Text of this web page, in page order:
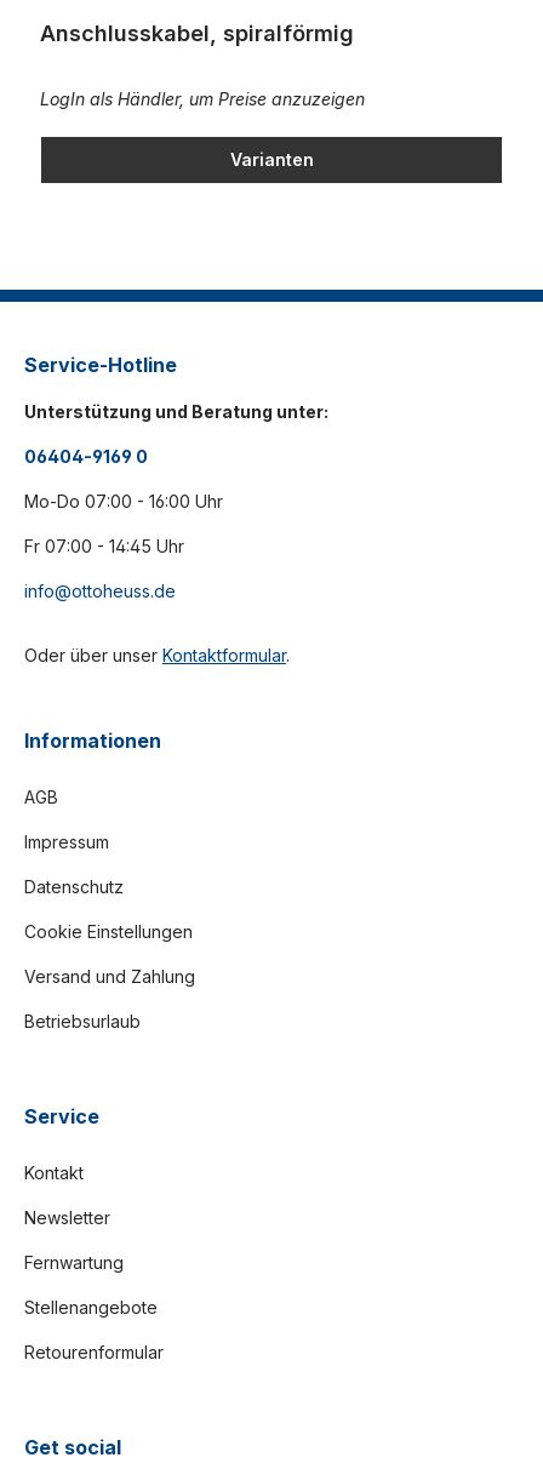
Anschlusskabel, spiralförmig
LogIn als Händler, um Preise anzuzeigen
Varianten
Service-Hotline
Unterstützung und Beratung unter:
06404-9169 0
Mo-Do 07:00 - 16:00 Uhr
Fr 07:00 - 14:45 Uhr
info@ottoheuss.de
Oder über unser Kontaktformular.
Informationen
AGB
Impressum
Datenschutz
Cookie Einstellungen
Versand und Zahlung
Betriebsurlaub
Service
Kontakt
Newsletter
Fernwartung
Stellenangebote
Retourenformular
Get social